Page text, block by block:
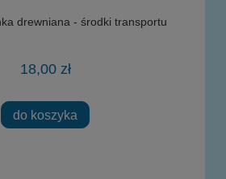
drewniana - środki transportu
18,00 zł
do koszyka